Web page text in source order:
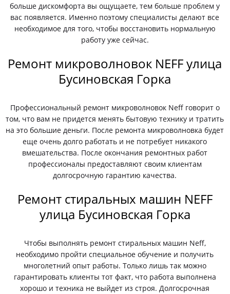
больше дискомфорта вы ощущаете, тем больше проблем у
вас появляется. Именно поэтому специалисты делают все
необходимое для того, чтобы восстановить нормальную
работу уже сейчас.
Ремонт микроволновок NEFF улица
Бусиновская Горка
Профессиональный ремонт микроволновок Neff говорит о
том, что вам не придется менять бытовую технику и тратить
на это большие деньги. После ремонта микроволновка будет
еще очень долго работать и не потребует никакого
вмешательства. После окончания ремонтных работ
профессионалы предоставляют своим клиентам
долгосрочную гарантию качества.
Ремонт стиральных машин NEFF
улица Бусиновская Горка
Чтобы выполнять ремонт стиральных машин Neff,
необходимо пройти специальное обучение и получить
многолетний опыт работы. Только лишь так можно
гарантировать клиенты тот факт, что работа выполнена
хорошо и техника не выйдет из строя. Долгосрочная